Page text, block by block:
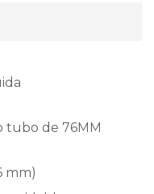
tubo de 76MM
mm)